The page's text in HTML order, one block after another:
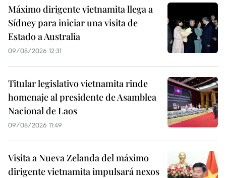
Máximo dirigente vietnamita llega a
Sídney para iniciar una visita de
Estado a Australia
09/08/2026 12:31
Titular legislativo vietnamita rinde
homenaje al presidente de Asamblea
Nacional de Laos
09/08/2026 11:49
Visita a Nueva Zelanda del máximo
dirigente vietnamita impulsará nexos